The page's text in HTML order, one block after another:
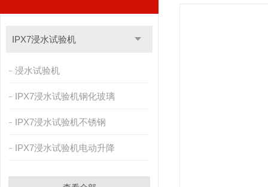
IPX7浸水试验机
浸水试验机
IPX7浸水试验机钢化玻璃
IPX7浸水试验机不锈钢
IPX7浸水试验机电动升降